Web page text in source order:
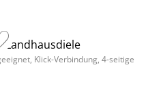
Landhausdiele
Klick-Verbindung, 4-seitige